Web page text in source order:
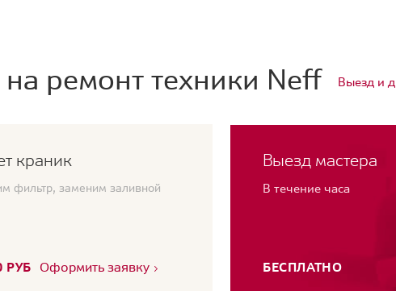
ремонт техники Neff Выезд и
краник
фильтр, заменим заливной
РУБ Оформить заявку
Выезд мастера
В течение часа
БЕСПЛАТНО